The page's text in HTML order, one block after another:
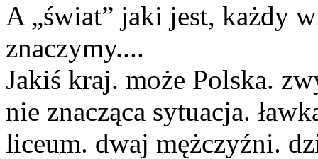
A „świat” jaki jest, każdy
znaczymy....
Jakiś kraj. może Polska.
nie znacząca sytuacja.
liceum. dwaj mężczyźni.